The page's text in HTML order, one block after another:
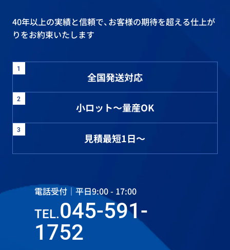
40年以上の実績と信頼で、お客様の期待を超える仕上が
りをお約束いたします
1
全国発送対応
2
小ロット～量産OK
3
見積最短1日～
電話受付｜平日9:00 - 17:00
TEL.045-591-
1752